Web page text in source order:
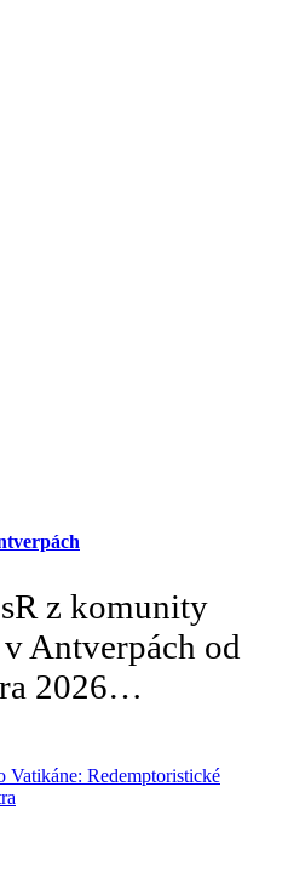
z komunity
Antverpách od
2026…